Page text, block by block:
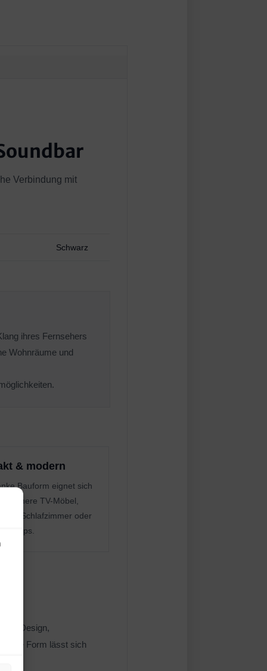
Verbindung mit
Schwarz
ihres Fernsehers
Wohnräume und
& modern
Bauform eignet sich
kleinere TV-Möbel,
Schlafzimmer oder
Setups.
Design,
Form lässt sich